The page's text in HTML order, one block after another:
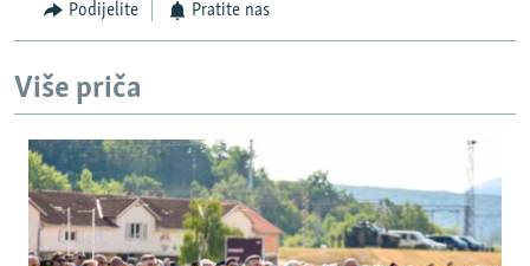
Podijelite Pratite nas
Više priča